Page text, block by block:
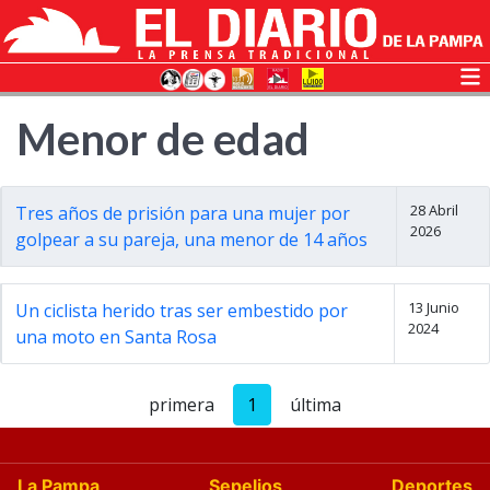
Menor de edad
Tres años de prisión para una mujer por
golpear a su pareja, una menor de 14 años
28 Abril
2026
Un ciclista herido tras ser embestido por
una moto en Santa Rosa
13 Junio
2024
primera 1 última
La Pampa Sepelios Deportes